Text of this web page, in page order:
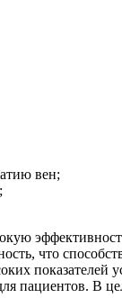
вен;
что
показателей
пациентов. В